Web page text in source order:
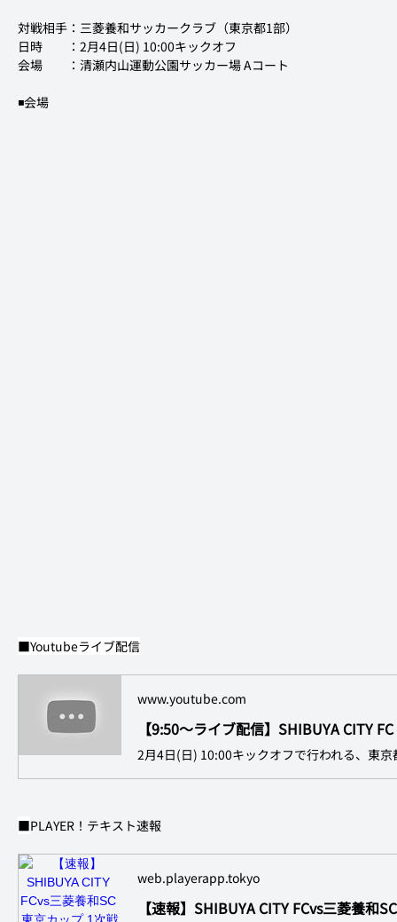
対戦相手：三菱養和サッカークラブ（東京都1部）
日時　　：2月4日(日) 10:00キックオフ
会場　　： 清瀬内山運動公園サッカー場 Aコート
◾️会場
■Youtubeライブ配信
www.youtube.com
■PLAYER！テキスト速報
web.playerapp.tokyo